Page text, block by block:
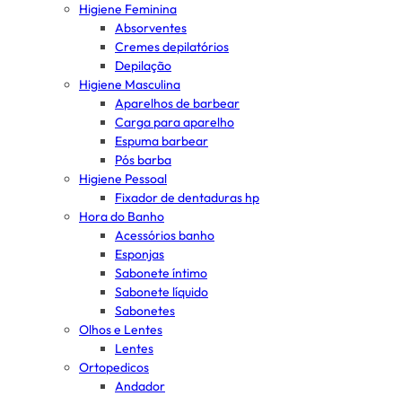
Higiene Feminina
Absorventes
Cremes depilatórios
Depilação
Higiene Masculina
Aparelhos de barbear
Carga para aparelho
Espuma barbear
Pós barba
Higiene Pessoal
Fixador de dentaduras hp
Hora do Banho
Acessórios banho
Esponjas
Sabonete íntimo
Sabonete líquido
Sabonetes
Olhos e Lentes
Lentes
Ortopedicos
Andador